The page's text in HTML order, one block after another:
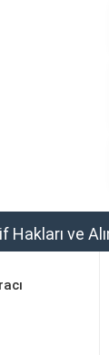
Hakları ve